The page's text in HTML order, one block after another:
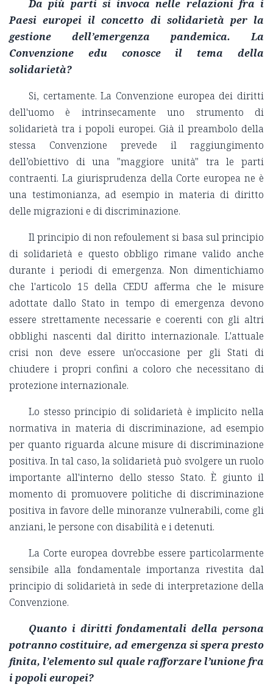
Da più parti si invoca nelle relazioni fra i
Paesi europei il concetto di solidarietà per la
gestione dell’emergenza pandemica.La
Convenzione edu conosce il tema della
solidarietà?
Si, certamente. La Convenzione europea dei diritti
dell'uomo è intrinsecamente uno strumento di
solidarietà tra i popoli europei. Già il preambolo della
stessa Convenzione prevede il raggiungimento
dell’obiettivo di una "maggiore unità" tra le parti
contraenti. La giurisprudenza della Corte europea ne è
una testimonianza, ad esempio in materia di diritto
delle migrazioni e di discriminazione.
Il principio di non refoulement si basa sul principio
di solidarietà e questo obbligo rimane valido anche
durante i periodi di emergenza. Non dimentichiamo
che l'articolo 15 della CEDU afferma che le misure
adottate dallo Stato in tempo di emergenza devono
essere strettamente necessarie e coerenti con gli altri
obblighi nascenti dal diritto internazionale. L'attuale
crisi non deve essere un'occasione per gli Stati di
chiudere i propri confini a coloro che necessitano di
protezione internazionale.
Lo stesso principio di solidarietà è implicito nella
normativa in materia di discriminazione, ad esempio
per quanto riguarda alcune misure di discriminazione
positiva. In tal caso, la solidarietà può svolgere un ruolo
importante all'interno dello stesso Stato. È giunto il
momento di promuovere politiche di discriminazione
positiva in favore delle minoranze vulnerabili, come gli
anziani, le persone con disabilità e i detenuti.
La Corte europea dovrebbe essere particolarmente
sensibile alla fondamentale importanza rivestita dal
principio di solidarietà in sede di interpretazione della
Convenzione.
Quanto i diritti fondamentali della persona
potranno costituire, ad emergenza si spera presto
finita, l’elemento sul quale rafforzare l’unione fra
i popoli europei?